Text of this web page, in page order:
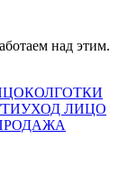
над этим.
КОЛГОТКИ
УХОД ЛИЦО